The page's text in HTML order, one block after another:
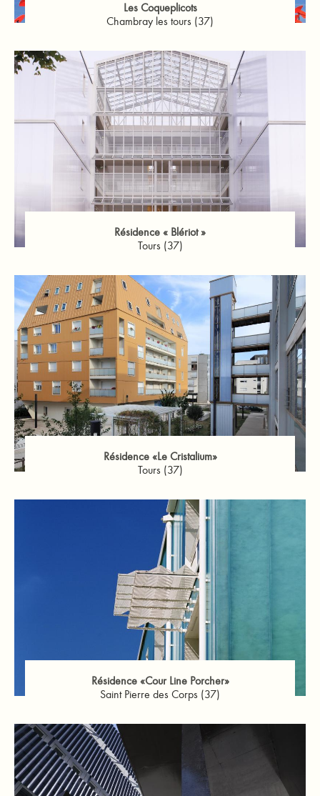
Les Coqueplicots
Chambray les tours (37)
Résidence « Blériot »
Tours (37)
Résidence «Le Cristalium»
Tours (37)
Résidence «Cour Line Porcher»
Saint Pierre des Corps (37)